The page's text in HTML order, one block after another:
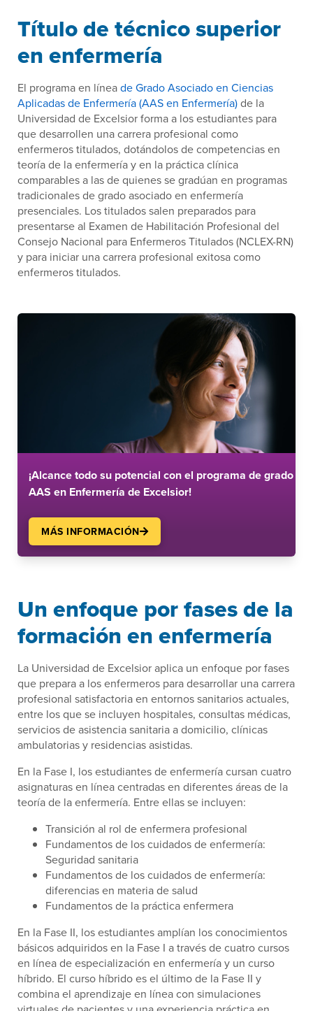
Título de técnico superior
en enfermería
El programa en líneade Grado Asociado en Ciencias
Aplicadas de Enfermería (AAS en Enfermería)de la
Universidad de Excelsior forma a los estudiantes para
que desarrollen una carrera profesional como
enfermeros titulados, dotándolos de competencias en
teoría de la enfermería y en la práctica clínica
comparables a las de quienes se gradúan en programas
tradicionales de grado asociado en enfermería
presenciales. Los titulados salen preparados para
presentarse al Examen de Habilitación Profesional del
Consejo Nacional para Enfermeros Titulados (NCLEX-RN)
y para iniciar una carrera profesional exitosa como
enfermeros titulados.
¡Alcance todo su potencial con el programa de grado
AAS en Enfermería de Excelsior!
MÁS INFORMACIÓN
Un enfoque por fases de la
formación en enfermería
La Universidad de Excelsior aplica un enfoque por fases
que prepara a los enfermeros para desarrollar una carrera
profesional satisfactoria en entornos sanitarios actuales,
entre los que se incluyen hospitales, consultas médicas,
servicios de asistencia sanitaria a domicilio, clínicas
ambulatorias y residencias asistidas.
En la Fase I, los estudiantes de enfermería cursan cuatro
asignaturas en línea centradas en diferentes áreas de la
teoría de la enfermería. Entre ellas se incluyen:
Transición al rol de enfermera profesional
Fundamentos de los cuidados de enfermería:
Seguridad sanitaria
Fundamentos de los cuidados de enfermería:
diferencias en materia de salud
Fundamentos de la práctica enfermera
En la Fase II, los estudiantes amplían los conocimientos
básicos adquiridos en la Fase I a través de cuatro cursos
en línea de especialización en enfermería y un curso
híbrido. El curso híbrido es el último de la Fase II y
combina el aprendizaje en línea con simulaciones